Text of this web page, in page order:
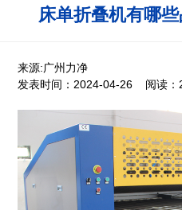
床单折叠机有哪
来源:广州力净
发表时间：2024-04-26 阅读：